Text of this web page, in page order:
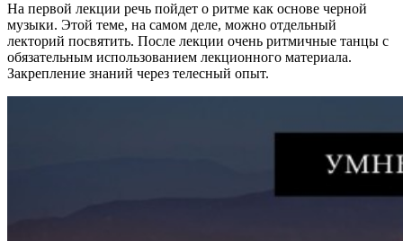
На первой лекции речь пойдет о ритме как основе черной
музыки. Этой теме, на самом деле, можно отдельный
лекторий посвятить. После лекции очень ритмичные танцы с
обязательным использованием лекционного материала.
Закрепление знаний через телесный опыт.